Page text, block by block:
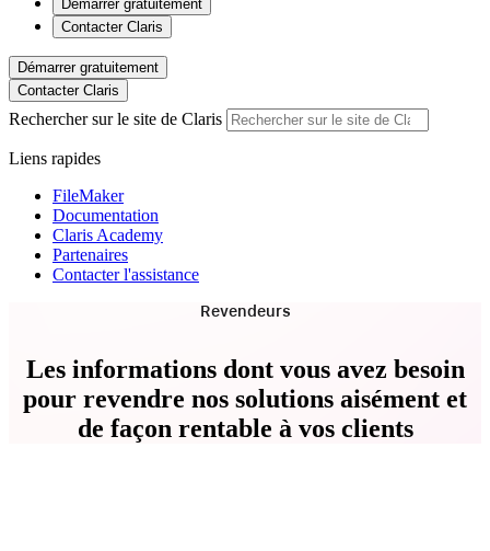
Démarrer gratuitement
Contacter Claris
Démarrer gratuitement
Contacter Claris
Rechercher sur le site de Claris
Liens rapides
FileMaker
Documentation
Claris Academy
Partenaires
Contacter l'assistance
Revendeurs
Les informations dont vous avez besoin
pour revendre nos solutions aisément et
de façon rentable à vos clients